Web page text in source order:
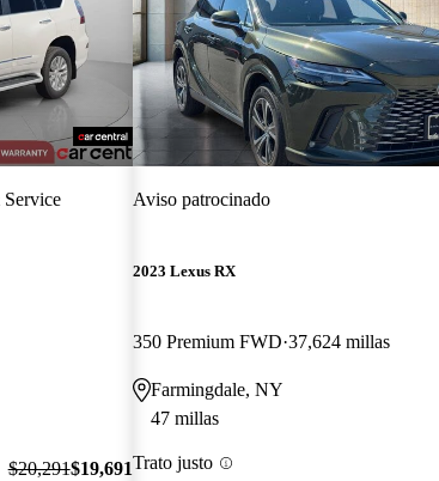
Service
$20,291$19,691
Aviso patrocinado
2023 Lexus RX
350 Premium FWD 37,624 millas
Farmingdale, NY
47 millas
Trato justo